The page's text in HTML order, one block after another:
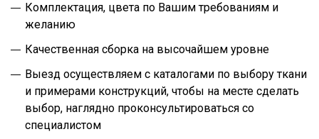
Комплектация, цвета по Вашим требованиям и
желанию
Качественная сборка на высочайшем уровне
Выезд осуществляем с каталогами по выбору ткани
и примерами конструкций, чтобы на месте сделать
выбор, наглядно проконсультироваться со
специалистом